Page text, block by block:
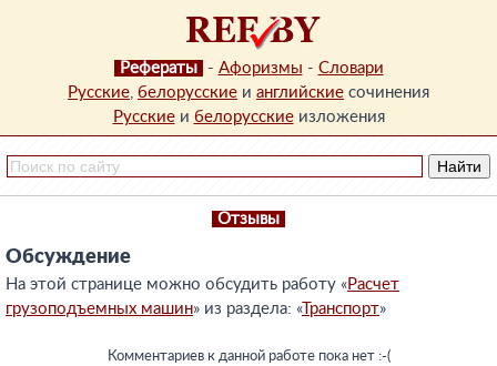
Рефераты - Афоризмы - Словари
Русские, белорусские и английские сочинения
Русскиеи белорусскиеизложения
Отзывы
Обсуждение
На этой странице можно обсудить работу «Расчет
грузоподъемных машин» из раздела: «Транспорт»
Комментариев к данной работе пока нет :-(